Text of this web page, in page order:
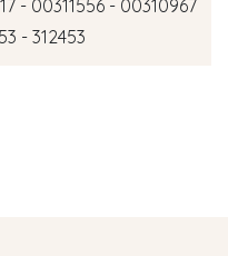
- 00311556 - 00310967
- 312453